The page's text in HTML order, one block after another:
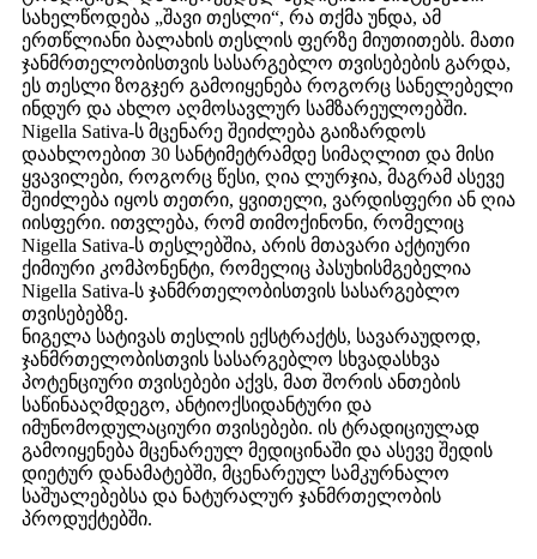
სახელწოდება „შავი თესლი“, რა თქმა უნდა, ამ
ერთწლიანი ბალახის თესლის ფერზე მიუთითებს. მათი
ჯანმრთელობისთვის სასარგებლო თვისებების გარდა,
ეს თესლი ზოგჯერ გამოიყენება როგორც სანელებელი
ინდურ და ახლო აღმოსავლურ სამზარეულოებში.
Nigella Sativa-ს მცენარე შეიძლება გაიზარდოს
დაახლოებით 30 სანტიმეტრამდე სიმაღლით და მისი
ყვავილები, როგორც წესი, ღია ლურჯია, მაგრამ ასევე
შეიძლება იყოს თეთრი, ყვითელი, ვარდისფერი ან ღია
იისფერი. ითვლება, რომ თიმოქინონი, რომელიც
Nigella Sativa-ს თესლებშია, არის მთავარი აქტიური
ქიმიური კომპონენტი, რომელიც პასუხისმგებელია
Nigella Sativa-ს ჯანმრთელობისთვის სასარგებლო
თვისებებზე.
ნიგელა სატივას თესლის ექსტრაქტს, სავარაუდოდ,
ჯანმრთელობისთვის სასარგებლო სხვადასხვა
პოტენციური თვისებები აქვს, მათ შორის ანთების
საწინააღმდეგო, ანტიოქსიდანტური და
იმუნომოდულაციური თვისებები. ის ტრადიციულად
გამოიყენება მცენარეულ მედიცინაში და ასევე შედის
დიეტურ დანამატებში, მცენარეულ სამკურნალო
საშუალებებსა და ნატურალურ ჯანმრთელობის
პროდუქტებში.